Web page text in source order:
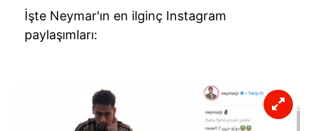
İşte Neymar'ın en ilginç Instagram
paylaşımları: